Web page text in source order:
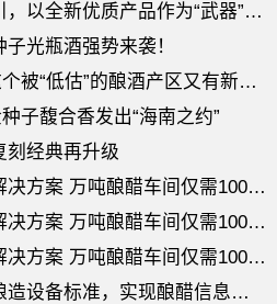
以全新品牌战略作为指引，以全新优质产品作为“武器”，金种子酒业的未来之
光瓶酒强势来袭！
“举旗、扛鼎、传播”，这个被“低估”的酿酒产区又有新动作
子馥合香发出“海南之约”
刻经典再升级
艾恩伦特智能酿醋整体解决方案 万吨酿醋车间仅需1000㎡
艾恩伦特智能酿醋整体解决方案 万吨酿醋车间仅需1000㎡
艾恩伦特智能酿醋整体解决方案 万吨酿醋车间仅需1000㎡
艾恩伦特引领我国智能酿造设备标准，实现酿醋信息化达90％